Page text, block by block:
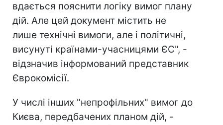
вдається пояснити логіку вимог плану
дій. Але цей документ містить не
лише технічні вимоги, але і політичні,
висунуті країнами-учасницями ЄС", -
відзначив інформований представник
Єврокомісії.
У числі інших "непрофільних" вимог до
Києва, передбачених планом дій, -